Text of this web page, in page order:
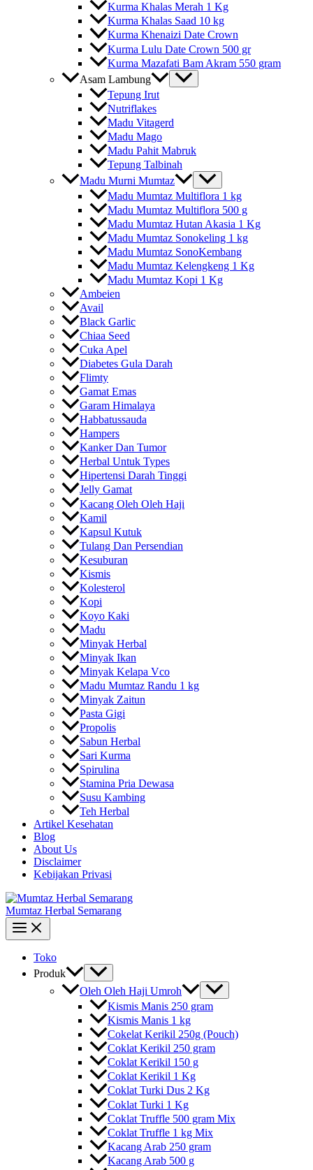
Kurma Khalas Merah 1 Kg
Kurma Khalas Saad 10 kg
Kurma Khenaizi Date Crown
Kurma Lulu Date Crown 500 gr
Kurma Mazafati Bam Akram 550 gram
Asam Lambung
Tepung Irut
Nutriflakes
Madu Vitagerd
Madu Mago
Madu Pahit Mabruk
Tepung Talbinah
Madu Murni Mumtaz
Madu Mumtaz Multiflora 1 kg
Madu Mumtaz Multiflora 500 g
Madu Mumtaz Hutan Akasia 1 Kg
Madu Mumtaz Sonokeling 1 kg
Madu Mumtaz SonoKembang
Madu Mumtaz Kelengkeng 1 Kg
Madu Mumtaz Kopi 1 Kg
Ambeien
Avail
Black Garlic
Chiaa Seed
Cuka Apel
Diabetes Gula Darah
Flimty
Gamat Emas
Garam Himalaya
Habbatussauda
Hampers
Kanker Dan Tumor
Herbal Untuk Types
Hipertensi Darah Tinggi
Jelly Gamat
Kacang Oleh Oleh Haji
Kamil
Kapsul Kutuk
Tulang Dan Persendian
Kesuburan
Kismis
Kolesterol
Kopi
Koyo Kaki
Madu
Minyak Herbal
Minyak Ikan
Minyak Kelapa Vco
Madu Mumtaz Randu 1 kg
Minyak Zaitun
Pasta Gigi
Propolis
Sabun Herbal
Sari Kurma
Spirulina
Stamina Pria Dewasa
Susu Kambing
Teh Herbal
Artikel Kesehatan
Blog
About Us
Disclaimer
Kebijakan Privasi
Mumtaz Herbal Semarang
Toko
Produk
Oleh Oleh Haji Umroh
Kismis Manis 250 gram
Kismis Manis 1 kg
Cokelat Kerikil 250g (Pouch)
Coklat Kerikil 250 gram
Coklat Kerikil 150 g
Coklat Kerikil 1 Kg
Coklat Turki Dus 2 Kg
Coklat Turki 1 Kg
Coklat Truffle 500 gram Mix
Coklat Truffle 1 kg Mix
Kacang Arab 250 gram
Kacang Arab 500 g